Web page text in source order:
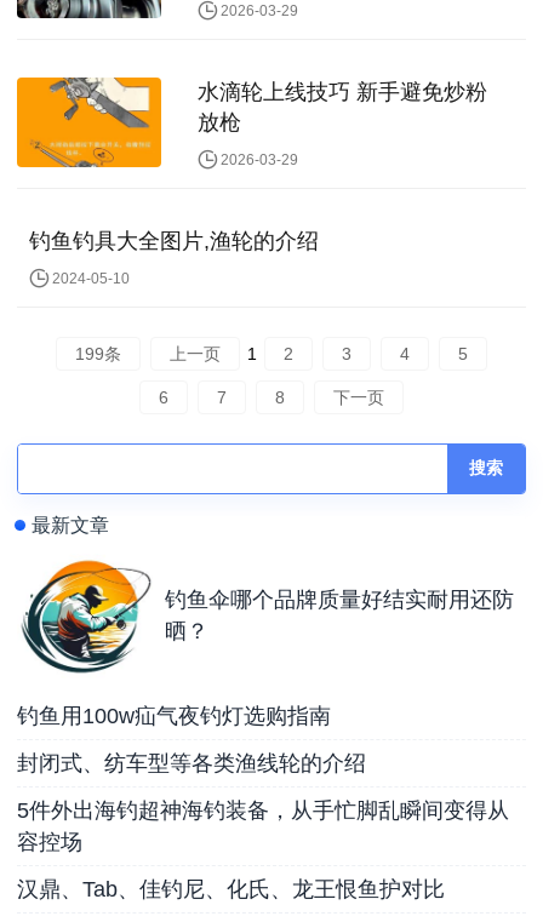
2026-03-29
水滴轮上线技巧 新手避免炒粉
放枪
2026-03-29
钓鱼钓具大全图片,渔轮的介绍
2024-05-10
199条 上一页 1 2 3 4 5
6 7 8 下一页
搜索
最新文章
钓鱼伞哪个品牌质量好结实耐用还防
晒？
钓鱼用100w疝气夜钓灯选购指南
封闭式、纺车型等各类渔线轮的介绍
5件外出海钓超神海钓装备，从手忙脚乱瞬间变得从
容控场
汉鼎、Tab、佳钓尼、化氏、龙王恨鱼护对比